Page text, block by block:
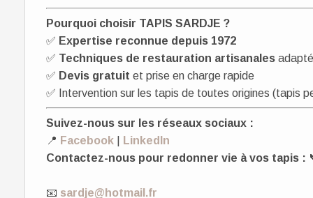
Pourquoi choisir TAPIS SARDJE ?
✅ Expertise reconnue depuis 1972
✅ Techniques de restauration artisanales
✅ Devis gratuit et prise en charge rapide
✅ Intervention sur les tapis de toutes origines (tapis
Suivez-nous sur les réseaux sociaux :
📍 Facebook
LinkedIn
Contactez-nous pour redonner vie à vos tapis :
📧 sardje@hotmail.fr